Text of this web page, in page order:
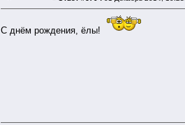
С днём рождения, ёлы!